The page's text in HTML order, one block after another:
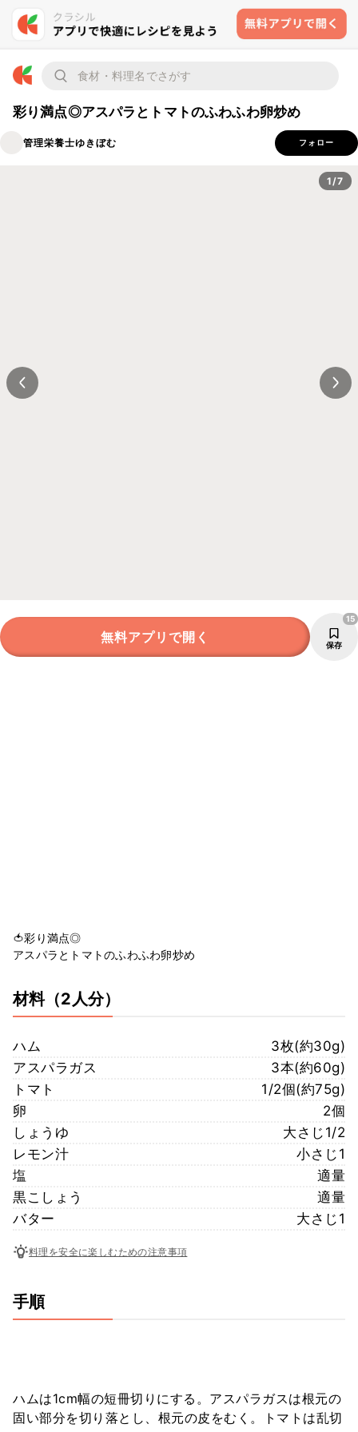
彩り満点◎アスパラとトマトのふわふわ卵炒め
管理栄養士ゆきぼむ フォロー
1/7
無料アプリで開く 保存
15
🍅彩り満点◎
アスパラとトマトのふわふわ卵炒め
材料（2人分）
ハム
3枚(約30g)
アスパラガス
3本(約60g)
トマト
1/2個(約75g)
卵
2個
しょうゆ
大さじ1/2
レモン汁
小さじ1
塩
適量
黒こしょう
適量
バター
大さじ1
料理を安全に楽しむための注意事項
手順
ハムは1cm幅の短冊切りにする。アスパラガスは根元の
固い部分を切り落とし、根元の皮をむく。トマトは乱切